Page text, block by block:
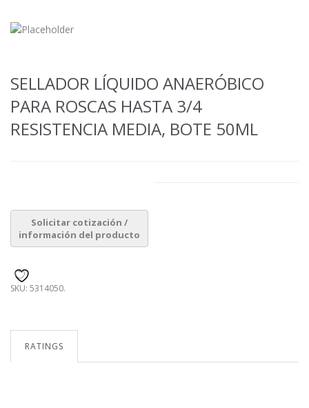
SELLADOR LÍQUIDO ANAERÓBICO
PARA ROSCAS HASTA 3/4
RESISTENCIA MEDIA, BOTE 50ML
SKU: 5314050.
RATINGS